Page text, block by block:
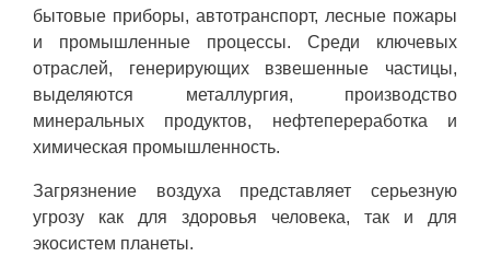
бытовые приборы, автотранспорт, лесные пожары
и промышленные процессы. Среди ключевых
отраслей, генерирующих взвешенные частицы,
выделяются металлургия, производство
минеральных продуктов, нефтепереработка и
химическая промышленность.
Загрязнение воздуха представляет серьезную
угрозу как для здоровья человека, так и для
экосистем планеты.